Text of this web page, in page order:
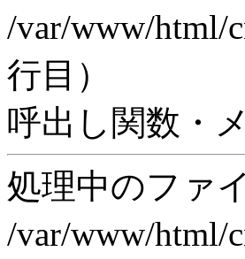
/var/www/html/
行目）
呼出し関数・
処理中のファ
/var/www/html/